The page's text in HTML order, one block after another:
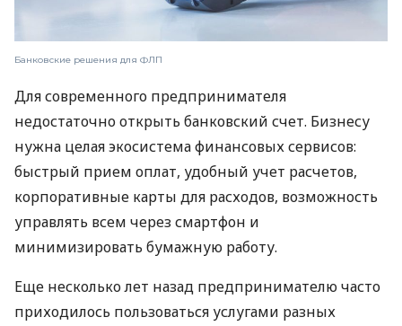
Банковские решения для ФЛП
Для современного предпринимателя
недостаточно открыть банковский счет. Бизнесу
нужна целая экосистема финансовых сервисов:
быстрый прием оплат, удобный учет расчетов,
корпоративные карты для расходов, возможность
управлять всем через смартфон и
минимизировать бумажную работу.
Еще несколько лет назад предпринимателю часто
приходилось пользоваться услугами разных